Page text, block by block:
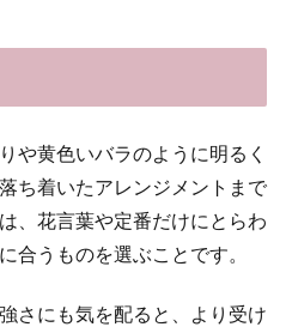
や黄色いバラのように明るく
ち着いたアレンジメントまで
、花言葉や定番だけにとらわ
合うものを選ぶことです。
さにも気を配ると、より受け